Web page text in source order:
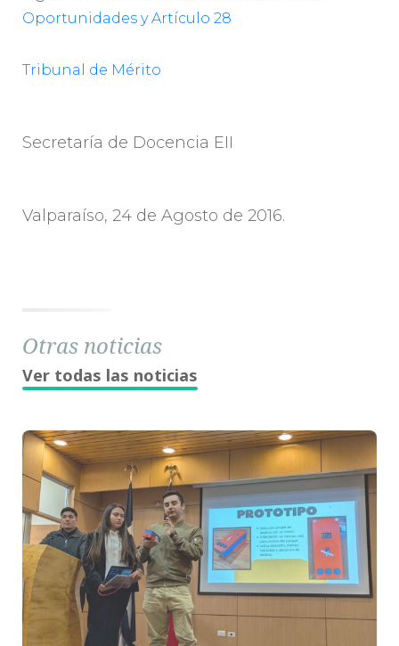
Oportunidades y Artículo 28
Tribunal de Mérito
Secretaría de Docencia EII
Valparaíso, 24 de Agosto de 2016.
Otras noticias
Ver todas las noticias